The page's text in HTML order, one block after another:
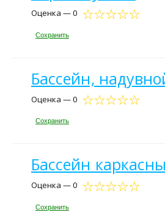
Оценка — 0
Сохранить
Бассейн,
Оценка — 0
Сохранить
Бассейн
Оценка — 0
Сохранить